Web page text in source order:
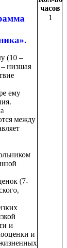
часов
(10 –
низшая
ему
между
(7-
и
и
1